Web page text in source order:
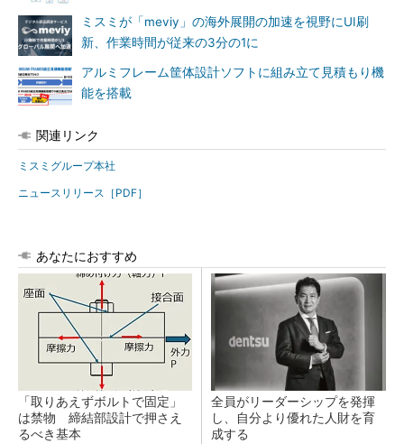
ミスミが「meviy」の海外展開の加速を視野にUI刷
新、作業時間が従来の3分の1に
アルミフレーム筐体設計ソフトに組み立て見積もり機
能を搭載
関連リンク
ミスミグループ本社
ニュースリリース［PDF］
あなたにおすすめ
「取りあえずボルトで固定」
は禁物 締結部設計で押さえ
るべき基本
全員がリーダーシップを発揮
し、自分より優れた人財を育
成する